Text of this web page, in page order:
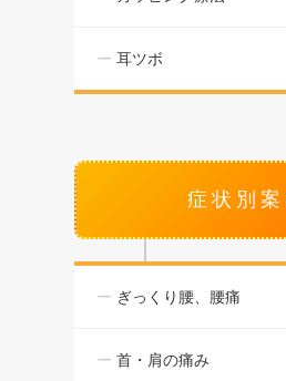
耳ツボ
症状別案
ぎっくり腰、腰痛
首・肩の痛み